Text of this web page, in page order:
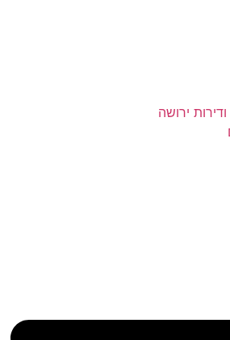
ודירות ירושה